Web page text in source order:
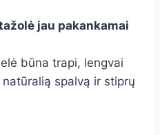
jau pakankamai
būna trapi, lengvai
spalvą ir stiprų